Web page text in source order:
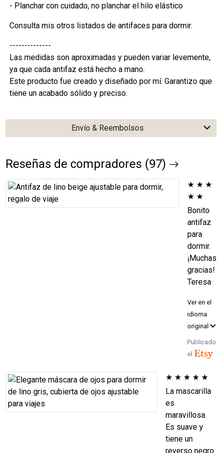
- Planchar con cuidado, no planchar el hilo elástico
Consulta mis otros listados de antifaces para dormir.
--------------
Las medidas son aproximadas y pueden variar levemente,
ya que cada antifaz está hecho a mano.
Este producto fue creado y diseñado por mí. Garantizo que
tiene un acabado sólido y preciso.
Envío & Reembolsos
Reseñas de compradores (97)
★ ★ ★
★ ★
Bonito
antifaz
para
dormir.
¡Muchas
gracias!
Teresa
Ver en el
idioma
original
Publicado
el
★ ★ ★ ★ ★
La mascarilla
es
maravillosa.
Es suave y
tiene un
reverso negro